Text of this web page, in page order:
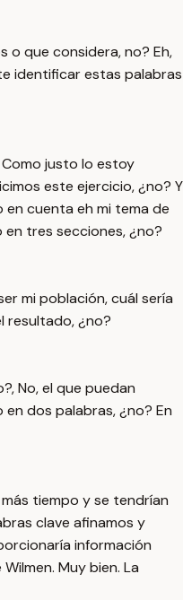
o que considera, no? Eh,
identificar estas palabras
justo lo estoy
este ejercicio, ¿no? Y
cuenta eh mi tema de
tres secciones, ¿no?
mi población, cuál sería
resultado, ¿no?
No, el que puedan
dos palabras, ¿no? En
tiempo y se tendrían
clave afinamos y
información
Muy bien. La